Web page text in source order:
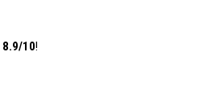
8.9/10!